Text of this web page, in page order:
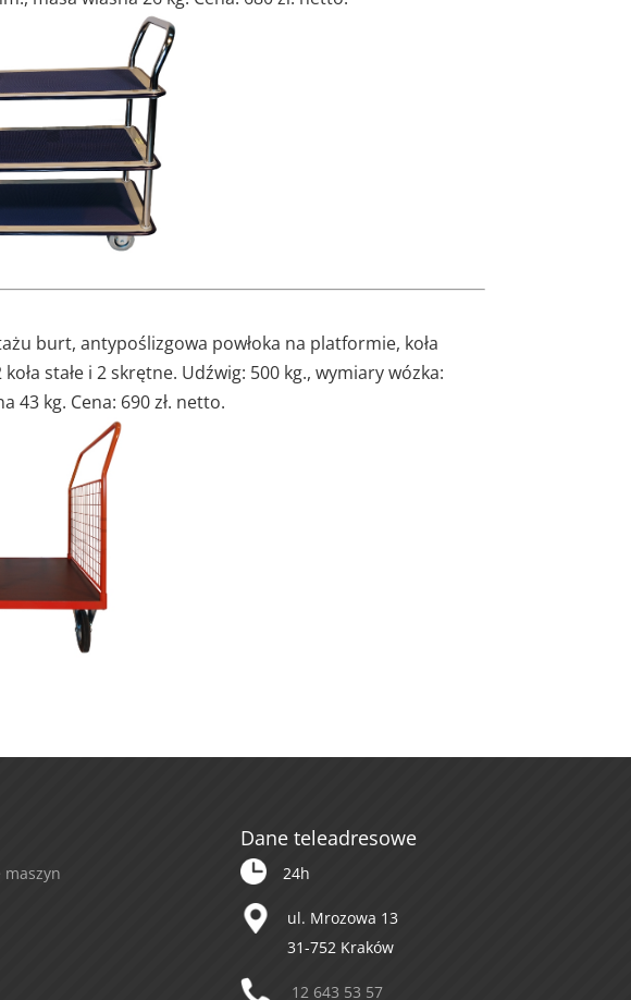
burt, antypoślizgowa powłoka na platformie, koła
stałe i 2 skrętne. Udźwig: 500 kg., wymiary wózka:
43 kg. Cena: 690 zł. netto.
maszyn
Dane teleadresowe
24h
ul. Mrozowa 13
31-752 Kraków
12 643 53 57